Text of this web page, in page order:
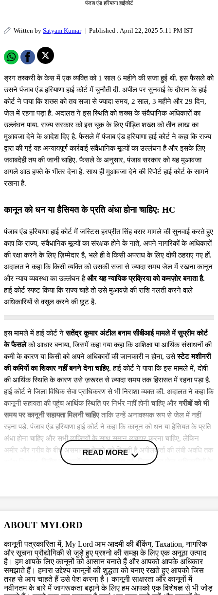
पंजाब एंड हरियाणा हाईकोर्ट
Written by Satyam Kumar | Published : April 22, 2025 5:11 PM IST
ड्रग तस्करी के केस में एक व्यक्ति को 1 साल 6 महीने की सजा हुई थी. इस फैसले को
उसने पंजाब एंड हरियाणा हाई कोर्ट में चुनौती दी. अपील पर सुनवाई के दौरान के हाई
कोर्ट ने पाया कि शख्स को तय सजा से ज्यादा समय, 2 साल, 3 महीने और 29 दिन,
जेल में रहना पड़ा है. अदालत ने इस स्थिति को शख्स के संवैधानिक अधिकारों का
उल्लंघन पाया. राज्य सरकार को इस चूक के लिए पीड़ित शख्स को तीन लाख का
मुआवजा देने के आदेश दिए है. फैसले में पंजाब एंड हरियाणा हाई कोर्ट ने कहा कि राज्य
द्वारा की गई यह अन्यायपूर्ण कार्रवाई संवैधानिक मूल्यों का उल्लंघन है और इसके लिए
जवाबदेही तय की जानी चाहिए. फैसले के अनुसार, पंजाब सरकार को यह मुआवजा
अगले आठ हफ्ते के भीतर देना है. साथ ही मुआवजा देने की रिपोर्ट हाई कोर्ट के सामने
रखना है.
कानून को धन या हैसियत के प्रति अंधा होना चाहिए: HC
पंजाब एंड हरियाणा हाई कोर्ट में जस्टिस हरप्रीत सिंह बरार मामले की सुनवाई करते हुए
कहा कि राज्य, संवैधानिक मूल्यों का संरक्षक होने के नाते, अपने नागरिकों के अधिकारों
की रक्षा करने के लिए ज़िम्मेदार है, भले ही वे किसी अपराध के लिए दोषी ठहराए गए हों.
अदालत ने कहा कि किसी व्यक्ति को उसकी सजा से ज्यादा समय जेल में रखना कानून
और न्याय व्यवस्था का उल्लंघन हैऔर यह न्यायिक प्रक्रिया को कमज़ोर बनाता है.
हाई कोर्ट स्पष्ट किया कि राज्य चाहे तो उसे मुआवज़े की राशि गलती करने वाले
अधिकारियों से वसूल करने की छूट है.
इस मामले में हाई कोर्ट नेसतेंद्र कुमार अंटील बनाम सीबीआई मामले में सुप्रीम कोर्ट
के फैसलेको आधार बनाया, जिसमें कहा गया कहा कि अशिक्षा या आर्थिक संसाधनों की
कमी के कारण या किसी को अपने अधिकारों की जानकारी न होना, उसेस्टेट मशीनरी
की कमियों का शिकार नहीं बनने देना चाहिए.हाई कोर्ट ने पाया कि इस मामले में, दोषी
की आर्थिक स्थिति के कारण उसे ज़रूरत से ज़्यादा समय तक हिरासत में रहना पड़ा है.
हाई कोर्ट ने जिला विधिक सेवा प्राधिकरण से भी निराशा व्यक्त की. अदालत ने कहा कि
कानूनी सहायता की पहुंच आर्थिक स्थिति पर निर्भर नहीं होनी चाहिए औरगरीबों को भी
समय पर कानूनी सहायता मिलनी चाहिएताकि उन्हें अनावश्यक रूप से जेल में नहीं
रहना पड़े. पंजाब एंड हरियाणा हाई कोर्ट ने कहा कि कानून को धन या हैसियत के प्रति
अंधा होना चाहिए और सभी व्यक्तियों के साथ समान व्यवहार करना चाहिए, लेकिन
अमीर और गरीब के बीच असमानता देखने को मिलती है.अपीलकर्ता की लंबी अवधि तक
वित्तीय संसाधनों की कमी के कारण हुई, जिससे वह जेल अधिकारियों के
यह हम Pakistan के लिए कर रहे हैं... हरियाणा का पानी रोकने पर High
Court की पंजाब सरकार को टो टूक
CLAT 2025 के परिणाम संबंधी याचिकाओं पर SC ने लिया संज्ञान, सुनवाई के
लिए पंजाब-हरियाणा HC में ट्रांसफर करने का संकेत
READ MORE
ABOUT MYLORD
कानूनी पत्रकारिता में, My Lord आम आदमी की बैंकिंग, Taxation, नागरिक
और सूचना प्रौद्योगिकी से जुड़े हुए प्रश्नो की समझ के लिए एक अनूठा उत्पाद
है। हम आपके लिए कानूनों को आसान बनाते हैं और आपको आपके अधिकार
समझाते हैं। हमारा उद्देश्य कानूनों की शुद्धता को बनाए रखते हुए आपको जिस
तरह से आप चाहते हैं उसे पेश करना है। कानूनी साक्षरता और कानूनों में
नवीनतम के बारे में जागरूकता बढ़ाने के लिए हम आपको एक विशेषज्ञ से भी जोड़